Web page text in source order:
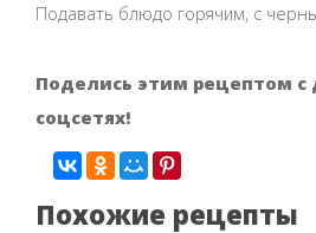
Подавать блюдо горячим, с
Поделись этим рецептом с
соцсетях!
Похожие рецепты